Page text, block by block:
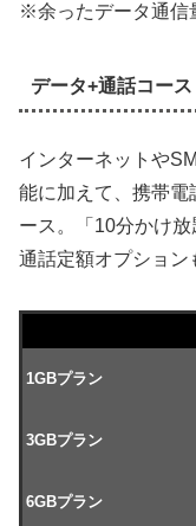
※余ったデータ通信
データ+通話コー
インターネットや
能に加えて、携帯電
ース。「10分かけ
通話定額オプション
1GBプラン
3GBプラン
6GBプラン